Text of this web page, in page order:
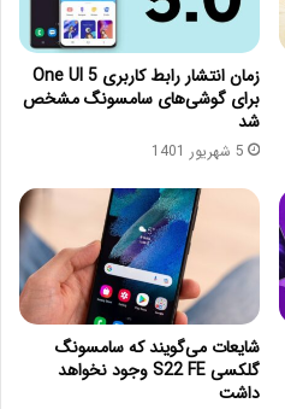
زمان انتشار رابط کاربری One UI 5
برای گوشی‌های سامسونگ مشخص
شد
5 شهریور 1401
شایعات می‌گویند که سامسونگ
گلکسی S22 FE وجود نخواهد
داشت